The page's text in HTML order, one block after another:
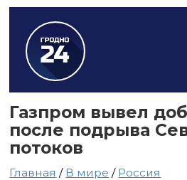
Газпром вывел
после подрыва
потоков
Главная / В мире / Россия